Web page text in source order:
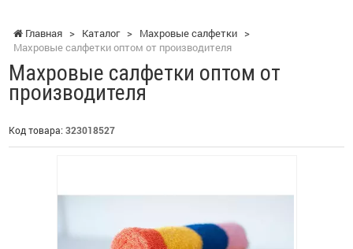
Главная > Каталог > Махровые салфетки >
Махровые салфетки оптом от производителя
Махровые салфетки оптом от
производителя
Код товара: 323018527